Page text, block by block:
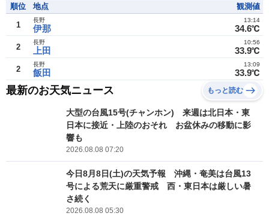
順位 地点 観測値
1 伊那
長野
34.6℃
13:14
2 上田
長野
33.9℃
10:56
2 飯田
長野
33.9℃
13:09
最新のお天気ニュース もっと読む
大型の台風15号(チャンホン) 来週は北日本・東
日本に接近・上陸のおそれ お盆休みの移動に影
響も
2026.08.08 07:20
今日8月8日(土)の天気予報 沖縄・奄美は台風13
号による荒天に厳重警戒 西・東日本は厳しい暑
さ続く
2026.08.08 05:30